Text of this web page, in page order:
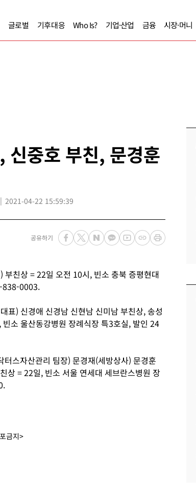
글로벌 기후대응 Who Is? 기업·산업 금융 시장·머니
신중호 부친, 문경훈
2021-04-22 15:59:39
공유하기
친상 = 22일 오전 10시, 빈소 충북 증평현대
838-0003.
) 신경애 신경남 신현남 신미남 부친상, 송성
소 울산동강병원 장례식장 특3호실, 발인 24
스자산관리 팀장) 문경재(세방상사) 문경훈
상 = 22일, 빈소 서울 연세대 세브란스병원 장
금지>